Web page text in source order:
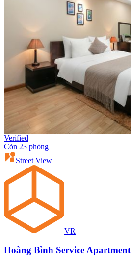
Verified
Còn 23 phòng
Street View
VR
Hoàng Bình Service Apartment